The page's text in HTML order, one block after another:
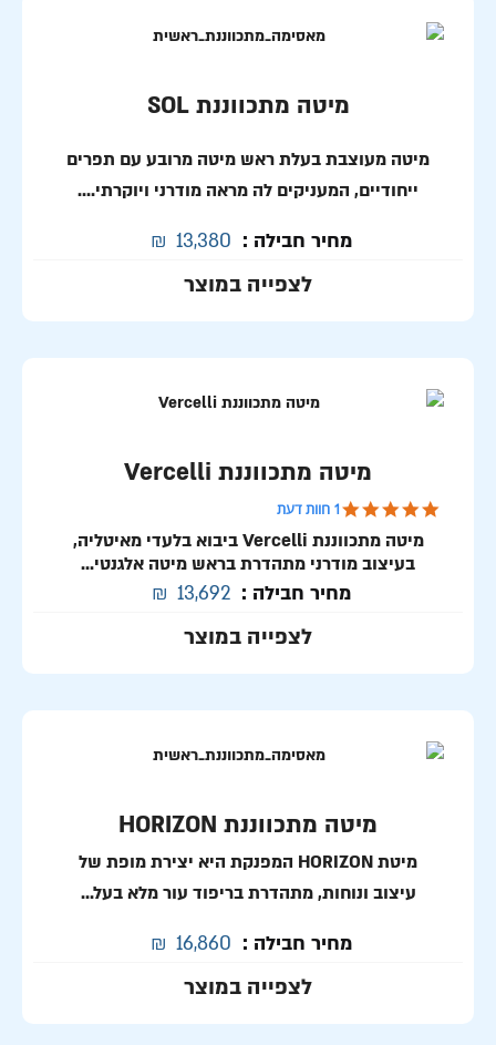
מיטה מתכווננת SOL
מיטה מעוצבת בעלת ראש מיטה מרובע עם תפרים
ייחודיים, המעניקים לה מראה מודרני ויוקרתי....
מחיר חבילה : 13,380
₪
לצפייה במוצר
מיטה מתכווננת Vercelli
5.0 star rating1 חוות דעת
מיטה מתכווננת Vercelli ביבוא בלעדי מאיטליה,
בעיצוב מודרני מתהדרת בראש מיטה אלגנטי...
מחיר חבילה : 13,692
₪
לצפייה במוצר
מיטה מתכווננת HORIZON
מיטת HORIZON המפנקת היא יצירת מופת של
עיצוב ונוחות, מתהדרת בריפוד עור מלא בעל...
מחיר חבילה : 16,860
₪
לצפייה במוצר